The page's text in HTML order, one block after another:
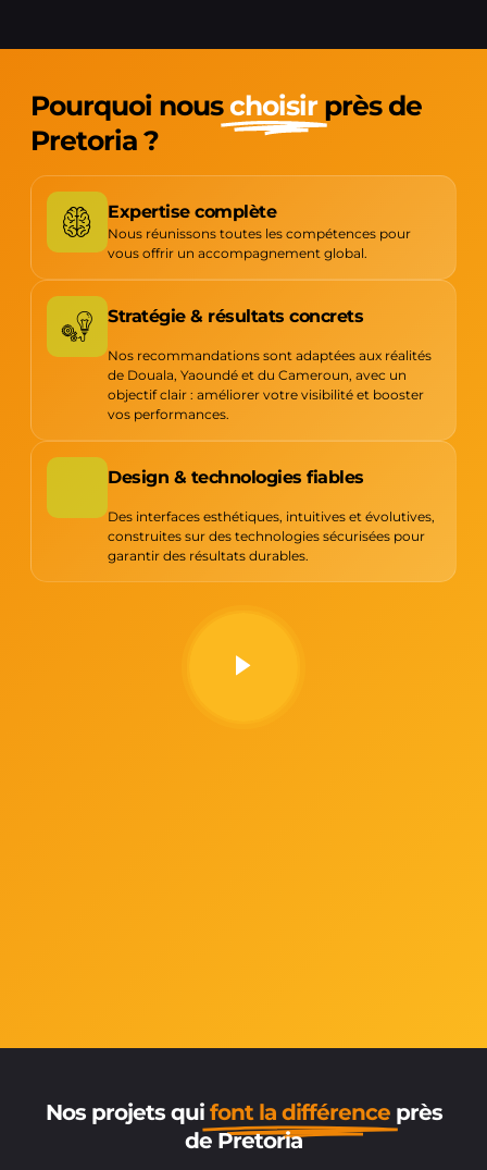
Pourquoi nouschoisir près de
Pretoria ?
Expertise complète
Nous réunissons toutes les compétences pour
vous offrir un accompagnement global.
Stratégie & résultats concrets
Nos recommandations sont adaptées aux réalités
de Douala, Yaoundé et du Cameroun, avec un
objectif clair : améliorer votre visibilité et booster
vos performances.
Design & technologies fiables
Des interfaces esthétiques, intuitives et évolutives,
construites sur des technologies sécurisées pour
garantir des résultats durables.
Nos projets qui font la différence près
de Pretoria